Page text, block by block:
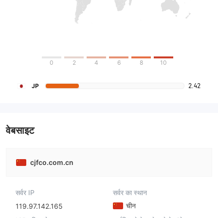
0 2 4 6 8 10
JP 2.42
वेबसाइट
cjfco.com.cn
सर्वर IP
119.97.142.165
सर्वर का स्थान
चीन